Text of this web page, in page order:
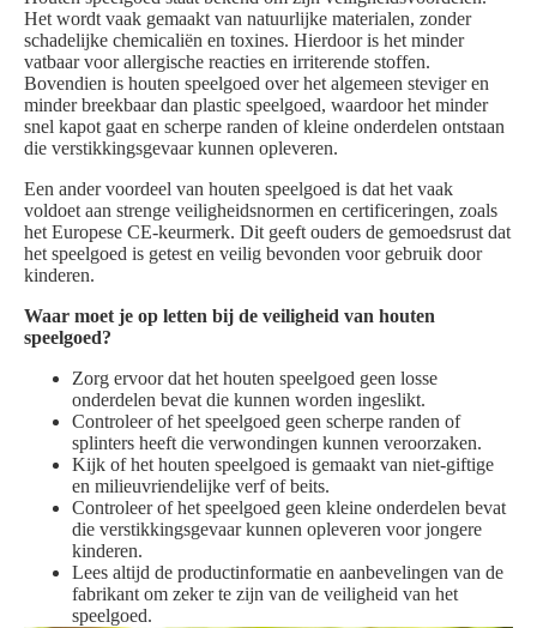
Het wordt vaak gemaakt van natuurlijke materialen, zonder
schadelijke chemicaliën en toxines. Hierdoor is het minder
vatbaar voor allergische reacties en irriterende stoffen.
Bovendien is houten speelgoed over het algemeen steviger en
minder breekbaar dan plastic speelgoed, waardoor het minder
snel kapot gaat en scherpe randen of kleine onderdelen ontstaan
die verstikkingsgevaar kunnen opleveren.
Een ander voordeel van houten speelgoed is dat het vaak
voldoet aan strenge veiligheidsnormen en certificeringen, zoals
het Europese CE-keurmerk. Dit geeft ouders de gemoedsrust dat
het speelgoed is getest en veilig bevonden voor gebruik door
kinderen.
Waar moet je op letten bij de veiligheid van houten
speelgoed?
Zorg ervoor dat het houten speelgoed geen losse
onderdelen bevat die kunnen worden ingeslikt.
Controleer of het speelgoed geen scherpe randen of
splinters heeft die verwondingen kunnen veroorzaken.
Kijk of het houten speelgoed is gemaakt van niet-giftige
en milieuvriendelijke verf of beits.
Controleer of het speelgoed geen kleine onderdelen bevat
die verstikkingsgevaar kunnen opleveren voor jongere
kinderen.
Lees altijd de productinformatie en aanbevelingen van de
fabrikant om zeker te zijn van de veiligheid van het
speelgoed.